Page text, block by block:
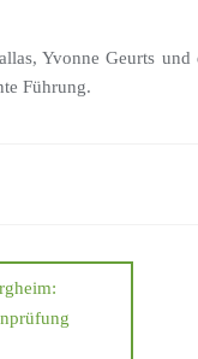
Yvonne Geurts und
Führung.